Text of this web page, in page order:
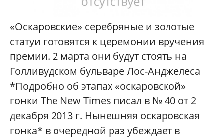
«Оскаровские» серебряные и золотые
статуи готовятся к церемонии вручения
премии. 2 марта они будут стоять на
Голливудском бульваре Лос-Анджелеса
*Подробно об этапах «оскаровской»
гонки The New Times писал в № 40 от 2
декабря 2013 г. Нынешняя оскаровская
гонка* в очередной раз убеждает в